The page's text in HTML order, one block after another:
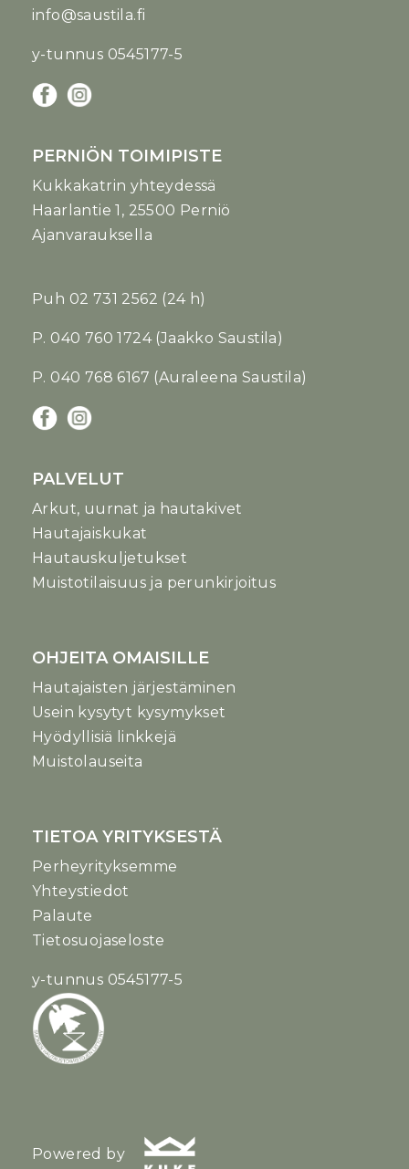
info@saustila.fi
y-tunnus 0545177-5
PERNIÖN TOIMIPISTE
Kukkakatrin yhteydessä
Haarlantie 1, 25500 Perniö
Ajanvarauksella
Puh 02 731 2562 (24 h)
P. 040 760 1724 (Jaakko Saustila)
P. 040 768 6167 (Auraleena Saustila)
PALVELUT
Arkut, uurnat ja hautakivet
Hautajaiskukat
Hautauskuljetukset
Muistotilaisuus ja perunkirjoitus
OHJEITA OMAISILLE
Hautajaisten järjestäminen
Usein kysytyt kysymykset
Hyödyllisiä linkkejä
Muistolauseita
TIETOA YRITYKSESTÄ
Perheyrityksemme
Yhteystiedot
Palaute
Tietosuojaseloste
y-tunnus 0545177-5
Powered by